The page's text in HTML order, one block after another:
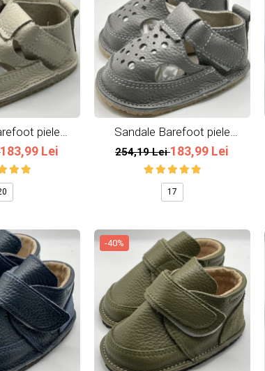
piele
Ivoire
183,99 Lei
Sandale Barefoot piele
naturala All Grey
254,19 Lei183,99 Lei
17
-40%